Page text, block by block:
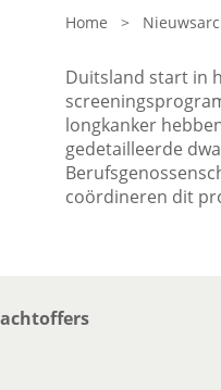
Home >
Duitsland start in
longkanker
gedetailleerde
coördineren dit